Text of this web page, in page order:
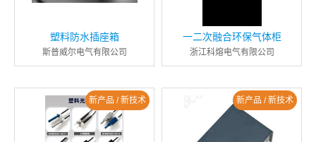
塑料防水插座箱
斯普威尔电气有限公司
一二次融合环保气体柜
浙江科熔电气有限公司
新产品 / 新技术 新产品 / 新技术